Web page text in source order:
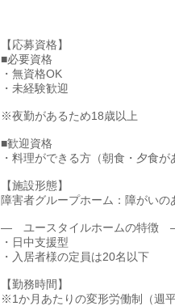
【応募資格】
■必要資格
・無資格OK
・未経験歓迎
※夜勤があるため18歳以上
■歓迎資格
・料理ができる方（朝食・夕食が
【施設形態】
障害者グループホーム：障がいの
― ユースタイルホームの特徴
・日中支援型
・入居者様の定員は20名以下
【勤務時間】
※1か月あたりの変形労働制（週